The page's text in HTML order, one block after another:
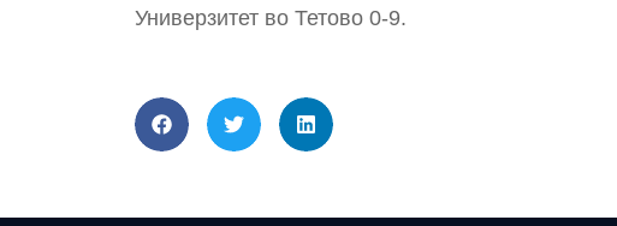
Универзитет во Тетово 0-9.